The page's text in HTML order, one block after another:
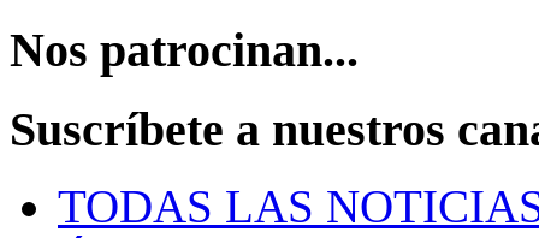
Nos patrocinan...
Suscríbete a nuestros
TODAS LAS